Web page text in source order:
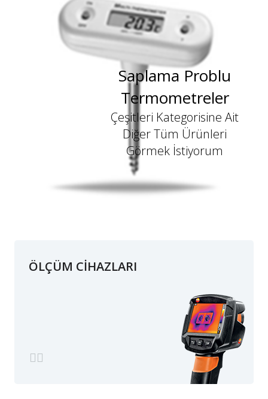
Saplama Problu
Termometreler
Çeşitleri Kategorisine Ait
Diğer Tüm Ürünleri
Görmek İstiyorum
ÖLÇÜM CİHAZLARI